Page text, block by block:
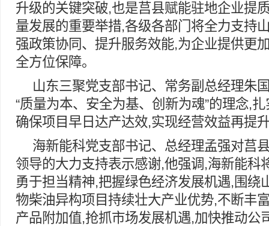
升级的关键突破,也是莒县赋能驻地企业提
量发展的重要举措,各级各部门将全力支持
强政策协同、提升服务效能,为企业提供更
全方位保障。
山东三聚党支部书记、常务副总经理朱
“质量为本、安全为基、创新为魂”的理念,
确保项目早日达产达效,实现经营效益再提
海新能科党支部书记、总经理孟强对莒
领导的大力支持表示感谢,他强调,海新能科
勇于担当精神,把握绿色经济发展机遇,围绕
物柴油异构项目持续壮大产业优势,不断丰
产品附加值,抢抓市场发展机遇,加快推动公